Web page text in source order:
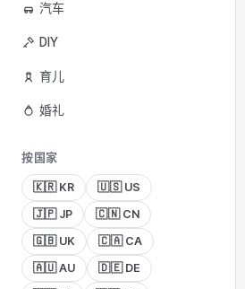
汽车
DIY
育儿
婚礼
按国家
🇰🇷 KR
🇺🇸 US
🇯🇵 JP
🇨🇳 CN
🇬🇧 UK
🇨🇦 CA
🇦🇺 AU
🇩🇪 DE